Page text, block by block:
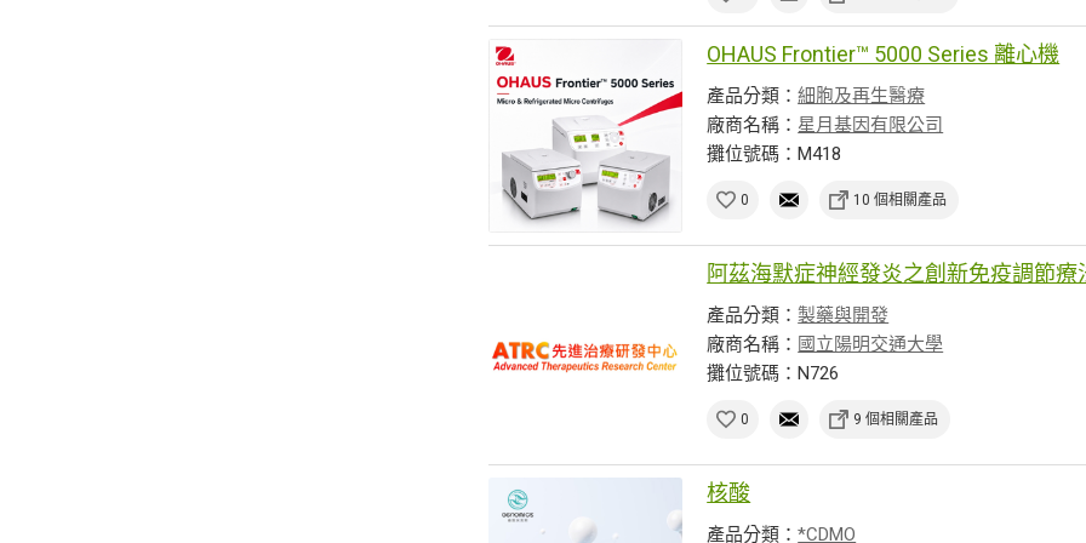
OHAUS Frontier™ 5000 Series 離心機
產品分類：細胞及再生醫療
廠商名稱： 星月基因有限公司
攤位號碼：M418
0 10 個相關產品
阿茲海默症神經發炎之創新免疫調節療
產品分類：製藥與開發
廠商名稱： 國立陽明交通大學
攤位號碼：N726
0 9 個相關產品
核酸
產品分類：*CDMO